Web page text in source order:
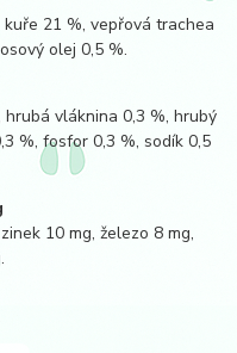
21 %, vepřová trachea
olej 0,5 %.
vláknina 0,3 %, hrubý
%, fosfor 0,3 %, sodík 0,5
10 mg, železo 8 mg,